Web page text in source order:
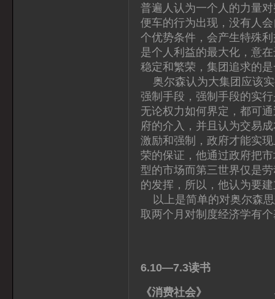
普遍人认为一个人的力量
便车的行为出现，没有人
个优势条件，会产生特殊
是个人利益的最大化，意
稳定和繁荣，集团追求的
奥尔森认为大集团应该实
强制手段，强制手段的实
无论权力如何界定，都可
府的介入，并且认为交易
激励和强制，政府才能实
荣的保证，他通过政府把
型的市场而第三世界仅是
的发挥，所以，他认为要
以上是简单的对奥尔森思
取两个月对制度经济学有
6.10—7.3读书
《消费社会》